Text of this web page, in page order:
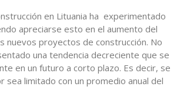
en Lituania ha experimentado
apreciarse esto en el aumento del
nuevos proyectos de construcción. No
una tendencia decreciente que se
en un futuro a corto plazo. Es decir, se
limitado con un promedio anual del